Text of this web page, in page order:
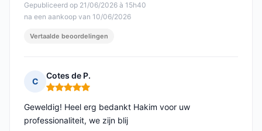
Gepubliceerd op 21/06/2026 à 15h40
na een aankoop van 10/06/2026
Vertaalde beoordelingen
C
Cotes de P.
Opmerking: 5 van 5
Geweldig! Heel erg bedankt Hakim voor uw
professionaliteit, we zijn blij